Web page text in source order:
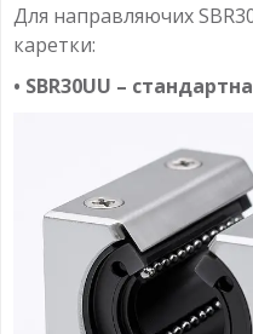
Для направляючих
каретки:
• SBR30UU –